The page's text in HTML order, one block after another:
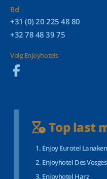
Bel
+31 (0) 20 225 48 80
+32 78 48 39 75
Volg Enjoyhotels
Top last
Enjoy Eurotel Lanaken
Enjoyhotel Des
Enjoyhotel Harz